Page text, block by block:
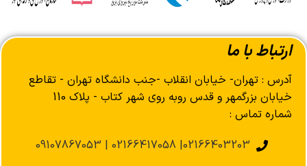
ارتباط با ما
آدرس : تهران- خیابان انقلاب -جنب دانشگاه تهران - تقاطع
خیابان بزرگمهر و قدس روبه روی شهر کتاب - پلاک 110
شماره تماس :
02166403203| 02166417058 | 09107867053